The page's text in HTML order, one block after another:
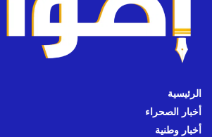
الرئيسية
أخبار الصحراء
أخبار وطنية